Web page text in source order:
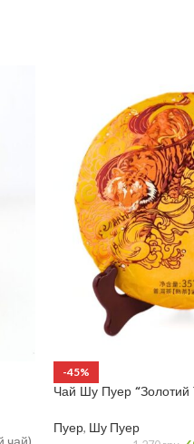
чай)
-45%
Чай Шу Пуер “Золотий
Пуер, Шу Пуер